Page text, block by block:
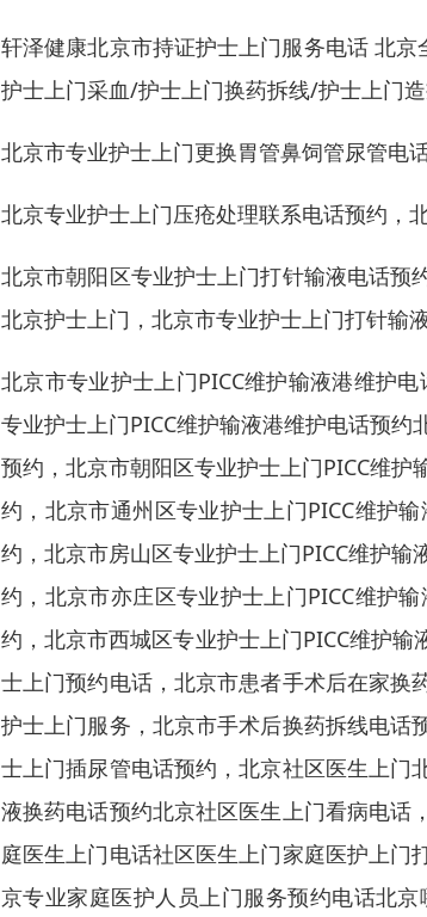
轩泽健康北京市持证护士上门服务电话 北
护士上门采血/护士上门换药拆线/护士上门
北京市专业护士上门更换胃管鼻饲管尿管电
北京专业护士上门压疮处理联系电话预约，
北京市朝阳区专业护士上门打针输液电话预
北京护士上门，北京市专业护士上门打针输
北京市专业护士上门PICC维护输液港维护
专业护士上门PICC维护输液港维护电话预
预约，北京市朝阳区专业护士上门PICC维
约，北京市通州区专业护士上门PICC维护
约，北京市房山区专业护士上门PICC维护
约，北京市亦庄区专业护士上门PICC维护
约，北京市西城区专业护士上门PICC维护输
士上门预约电话，北京市患者手术后在家换
护士上门服务，北京市手术后换药拆线电话
士上门插尿管电话预约，北京社区医生上门
液换药电话预约北京社区医生上门看病电话
庭医生上门电话社区医生上门家庭医护上
京专业家庭医护人员上门服务预约电话北